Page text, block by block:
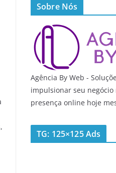
Sobre Nós
Agência By Web -
impulsionar seu
presença online hoje
TG: 125×125 Ads